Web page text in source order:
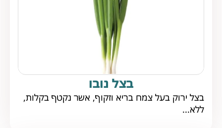
בצל נובו
בצל ירוק בעל צמח בריא וזקוף, אשר נקטף בקלות,
ללא...